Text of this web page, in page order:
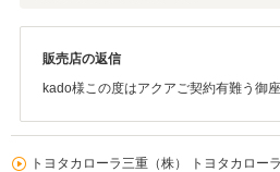
販売店の返信
kado様この度はアクアご契約有難う御
トヨタカローラ三重（株） トヨタカロ